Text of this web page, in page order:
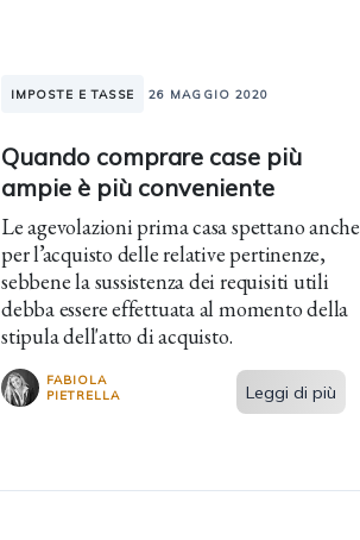
IMPOSTE E TASSE 26 MAGGIO 2020
Quando comprare case più
ampie è più conveniente
Le agevolazioni prima casa spettano anche
per l’acquisto delle relative pertinenze,
sebbene la sussistenza dei requisiti utili
debba essere effettuata al momento della
stipula dell'atto di acquisto.
FABIOLA
PIETRELLA
Leggi di più